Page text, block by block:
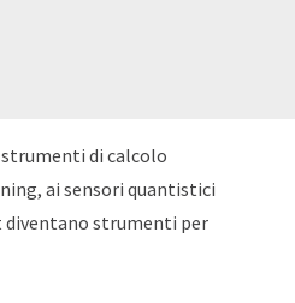
strumenti di calcolo
ai sensori quantistici
diventano strumenti per